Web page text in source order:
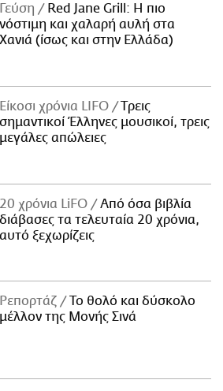
Γεύση
Red Jane Grill: Η πιο
νόστιμη και χαλαρή αυλή στα
Χανιά (ίσως και στην Ελλάδα)
Είκοσι χρόνια LIFO
Tρεις
σημαντικοί Έλληνες μουσικοί, τρεις
μεγάλες απώλειες
20 χρόνια LiFO
Από όσα βιβλία
διάβασες τα τελευταία 20 χρόνια,
αυτό ξεχωρίζεις
Ρεπορτάζ
Το θολό και δύσκολο
μέλλον της Μονής Σινά